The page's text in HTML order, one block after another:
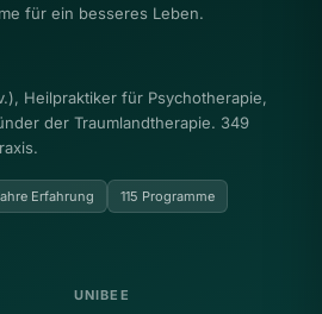
für ein besseres Leben.
Heilpraktiker für Psychotherapie,
der Traumlandtherapie. 349
Erfahrung
115 Programme
UNIBEE